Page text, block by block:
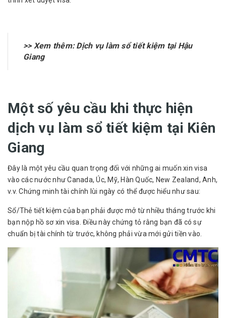
>> Xem thêm:Dịch vụ làm sổ tiết kiệm tại Hậu
Giang
Một số yêu cầu khi thực hiện
dịch vụ làm sổ tiết kiệm tại Kiên
Giang
Đây là một yêu cầu quan trọng đối với những ai muốn xin visa
vào các nước như Canada, Úc, Mỹ, Hàn Quốc, New Zealand, Anh,
v.v. Chứng minh tài chính lùi ngày có thể được hiểu như sau:
Sổ/Thẻ tiết kiệm của bạn phải được mở từ nhiều tháng trước khi
bạn nộp hồ sơ xin visa. Điều này chứng tỏ rằng bạn đã có sự
chuẩn bị tài chính từ trước, không phải vừa mới gửi tiền vào.